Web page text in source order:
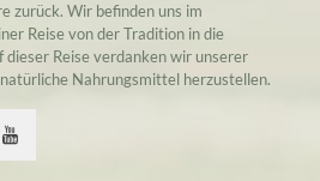
zurück. Wir befinden uns im
Reise von der Tradition in die
dieser Reise verdanken wir unserer
Nahrungsmittel herzustellen.